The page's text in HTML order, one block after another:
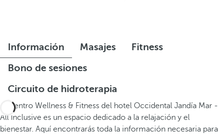
Información Masajes
Fitness
Bono de sesiones
Circuito de hidroterapia
El Centro Wellness & Fitness del hotel Occidental Jandía Mar -
All Inclusive es un espacio dedicado a la relajación y el
bienestar. Aquí encontrarás toda la información necesaria para